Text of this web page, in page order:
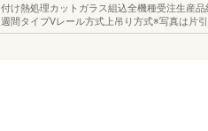
付け熱処理カットガラス組込全機種受注生産
週間タイプVレール方式上吊り方式※写真は片引